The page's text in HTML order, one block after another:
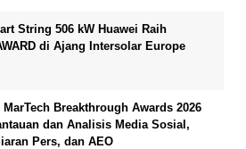
String 506 kW Huawei Raih
di Ajang Intersolar Europe
Breakthrough Awards 2026
dan Analisis Media Sosial,
Pers, dan AEO